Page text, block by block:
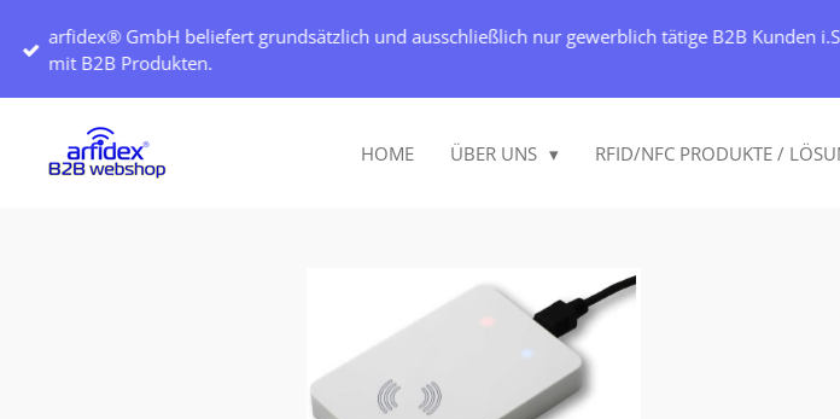
Hauptinhalt
springen
arfidex® GmbH beliefert grundsätzlich und ausschließlich nur gewerblich tätige B2B Kunden
mit B2B Produkten.
HOME ÜBER UNS RFID/NFC PRODUKTE /